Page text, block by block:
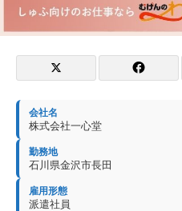
会社名
株式会社一心堂
勤務地
石川県金沢市長田
雇用形態
派遣社員